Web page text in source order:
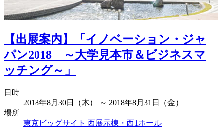
【出展案内】「イノベーション・ジャ
パン2018 ～大学見本市＆ビジネスマ
ッチング～」
日時
2018年8月30日（木） ～ 2018年8月31日（金）
場所
東京ビッグサイト 西展示棟・西1ホール